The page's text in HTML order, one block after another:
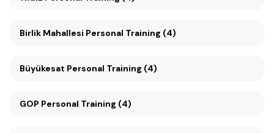
Birlik Mahallesi Personal Training (4)
Büyükesat Personal Training (4)
GOP Personal Training (4)